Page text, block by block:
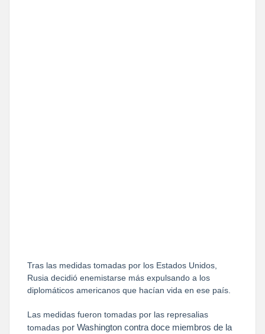
Tras las medidas tomadas por los Estados Unidos,
Rusia decidió enemistarse más expulsando a los
diplomáticos americanos que hacían vida en ese país.
Las medidas fueron tomadas por las represalias
tomadas por Washington contra doce miembros de la